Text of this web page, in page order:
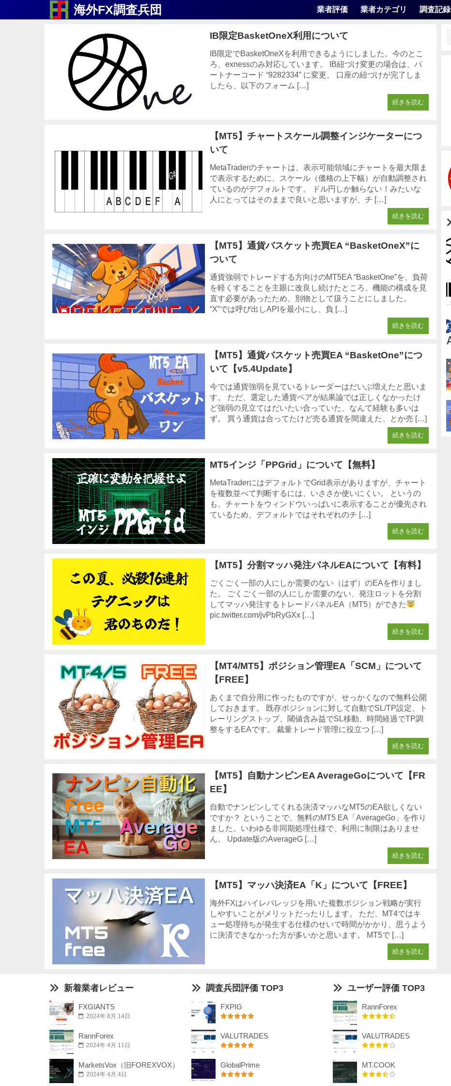
海外FX調査兵団 業者評価 業者カテゴリ 調査記録
IB限定BasketOneX利用について
IB限定でBasketOneXを利用できるようにしました。今のとこ
ろ、exnessのみ対応しています。 IB紐づけ変更の場合は、パ
ートナーコード “9282334” に変更。 口座の紐づけが完了しま
したら、以下のフォーム […]
続きを読む
【MT5】チャートスケール調整インジケーターにつ
いて
MetaTraderのチャートは、表示可能領域にチャートを最大限ま
で表示するために、スケール（価格の上下幅）が自動調整され
ているのがデフォルトです。 ドル円しか触らない！みたいな
人にとってはそのままで良いと思いますが、チ […]
続きを読む
【MT5】通貨バスケット売買EA “BasketOneX”に
ついて
通貨強弱でトレードする方向けのMT5EA “BasketOne”を、負荷
を軽くすることを主眼に改良し続けたところ、機能の構成を見
直す必要があったため、別物として扱うことにしました。
“X”では呼び出しAPIを最小にし、負 […]
続きを読む
【MT5】通貨バスケット売買EA “BasketOne”につ
いて【v5.4Update】
今では通貨強弱を見ているトレーダーはだいぶ増えたと思いま
す。 ただ、選定した通貨ペアが結果論では正しくなかったけ
ど強弱の見立てはだいたい合っていた、なんて経験も多いは
ず。 買う通貨は合ってたけど売る通貨を間違えた、とか売 […]
続きを読む
MT5インジ「PPGrid」について【無料】
MetaTraderにはデフォルトでGrid表示がありますが、チャート
を複数並べて判断するには、いささか使いにくい。 というの
も、チャートをウィンドウいっぱいに表示することが優先され
ているため、デフォルトではそれぞれのチ […]
続きを読む
【MT5】分割マッハ発注パネルEAについて【有料】
ごくごく一部の人にしか需要のない（はず）のEAを作りまし
た。 ごくごく一部の人にしか需要のない、発注ロットを分割
してマッハ発注するトレードパネルEA（MT5）ができた
pic.twitter.com/jvPbRyGXx […]
続きを読む
【MT4/MT5】ポジション管理EA「SCM」について
【FREE】
あくまで自分用に作ったものですが、せっかくなので無料公開
しておきます。 既存ポジションに対して自動でSL/TP設定、ト
レーリングストップ、閾値含み益でSL移動、時間経過でTP調
整をするEAです。 裁量トレード管理に役立つ […]
続きを読む
【MT5】自動ナンピンEA AverageGoについて【FR
EE】
自動でナンピンしてくれる決済マッハなMT5のEA欲しくない
ですか？ ということで、無料のMT5 EA「AverageGo」を作り
ました。いわゆる非同期処理仕様で、利用に制限はありませ
ん。 Update版のAverageG […]
続きを読む
【MT5】マッハ決済EA「K」について【FREE】
海外FXはハイレバレッジを用いた複数ポジション戦略が実行
しやすいことがメリットだったりします。 ただ、MT4ではキ
ュー処理待ちが発生する仕様のせいで時間がかかり、思うよう
に決済できなかった方が多いかと思います。 MT5で […]
続きを読む
新着業者レビュー
FXGIANTS
2024年 8月 14日
RannForex
2024年 4月 11日
MarketsVox（旧FOREXVOX）
2024年 4月 4日
調査兵団評価 TOP3
FXPIG
VALUTRADES
GlobalPrime
ユーザー評価 TOP3
RannForex
VALUTRADES
MT.COOK